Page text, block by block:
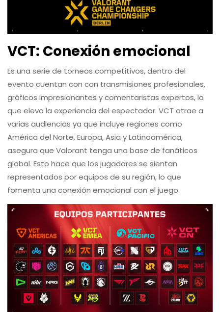
VCT: Conexión emocional
Es una serie de torneos competitivos, dentro del
evento cuentan con con transmisiones profesionales,
gráficos impresionantes y comentaristas expertos, lo
que eleva la experiencia del espectador. VCT atrae a
varias audiencias ya que incluye regiones como
América del Norte, Europa, Asia y Latinoamérica,
asegura que Valorant tenga una base de fanáticos
global. Esto hace que los jugadores se sientan
representados por equipos de su región, lo que
fomenta una conexión emocional con el juego.